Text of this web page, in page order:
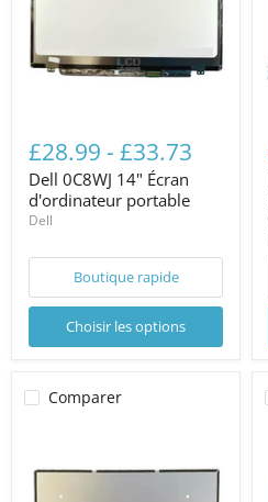
£28.99 - £33.73
Dell 0C8WJ 14" Écran
d'ordinateur portable
Dell
Boutique rapide
Choisir les options
Comparer